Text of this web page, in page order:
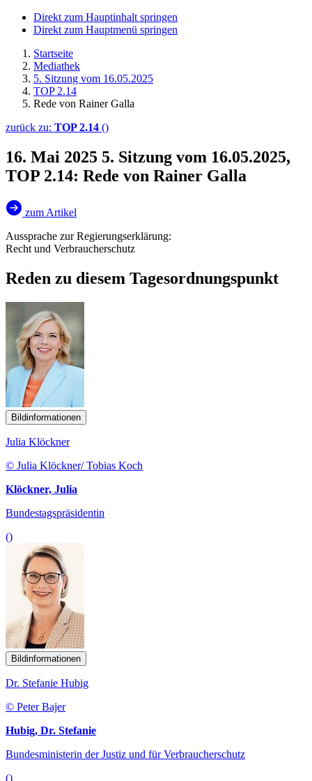
Direkt zum Hauptinhalt springen
Direkt zum Hauptmenü springen
Startseite
Mediathek
5. Sitzung vom 16.05.2025
TOP 2.14
Rede von Rainer Galla
zurück zu: TOP 2.14 ()
16. Mai 2025 5. Sitzung vom 16.05.2025,
TOP 2.14: Rede von Rainer Galla
zum Artikel
Aussprache zur Regierungserklärung:
Recht und Verbraucherschutz
Reden zu diesem Tagesordnungspunkt
Bildinformationen
Julia Klöckner
© Julia Klöckner/ Tobias Koch
Klöckner, Julia
Bundestagspräsidentin
()
Bildinformationen
Dr. Stefanie Hubig
© Peter Bajer
Hubig, Dr. Stefanie
Bundesministerin der Justiz und für Verbraucherschutz
()